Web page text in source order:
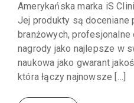
Amerykańska marka iS
Jej produkty są
branżowych,
nagrody jako najlepsze w
naukowa jako gwarant
która łączy najnowsze […]